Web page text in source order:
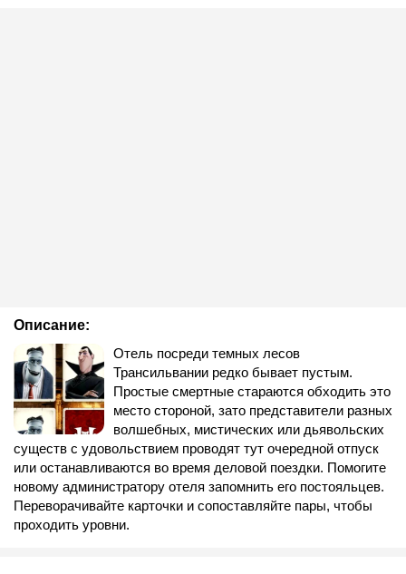
Описание:
Отель посреди темных лесов
Трансильвании редко бывает пустым.
Простые смертные стараются обходить это
место стороной, зато представители разных
волшебных, мистических или дьявольских
существ с удовольствием проводят тут очередной отпуск
или останавливаются во время деловой поездки. Помогите
новому администратору отеля запомнить его постояльцев.
Переворачивайте карточки и сопоставляйте пары, чтобы
проходить уровни.